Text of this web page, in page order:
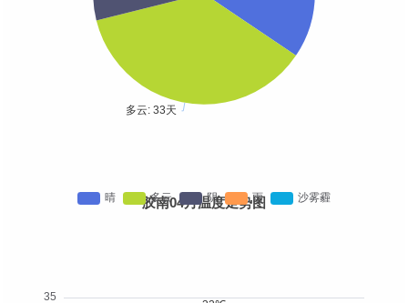
胶南04月温度走势图